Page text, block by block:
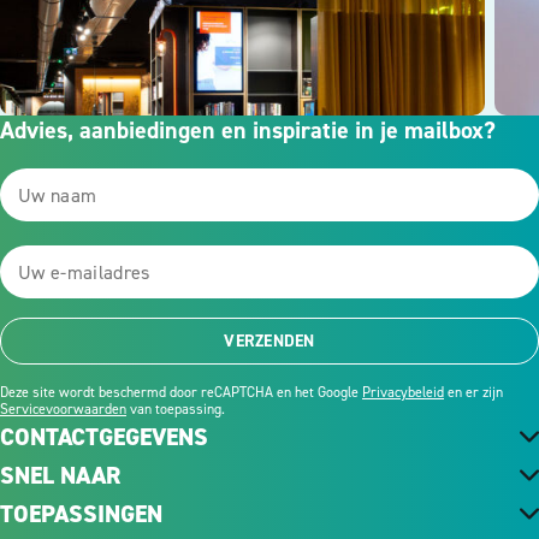
CONTACTGEGEVENS
Advies, aanbiedingen en inspiratie in je mailbox?
VERZENDEN
Deze site wordt beschermd door reCAPTCHA en het Google Privacybeleiden er zijn
Servicevoorwaardenvan toepassing.
SNEL NAAR
TOEPASSINGEN